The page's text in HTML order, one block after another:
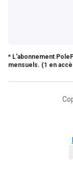
* L'abonnement
mensuels. (1 en